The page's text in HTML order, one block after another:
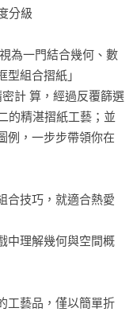
分級
為一門結合幾何、數
組合摺紙」
密計 算，經過反覆篩選
的精湛摺紙工藝；並
例，一步步帶領你在
合技巧，就適合熱愛
理解幾何與空間概
藝品，僅以簡單折